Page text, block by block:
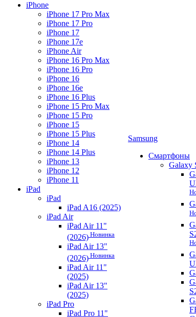
iPhone
iPhone 17 Pro Max
iPhone 17 Pro
iPhone 17
iPhone 17e
iPhone Air
iPhone 16 Pro Max
iPhone 16 Pro
iPhone 16
iPhone 16e
iPhone 16 Plus
iPhone 15 Pro Max
iPhone 15 Pro
iPhone 15
iPhone 15 Plus
iPhone 14
iPhone 14 Plus
iPhone 13
iPhone 12
iPhone 11
iPad
iPad
iPad A16 (2025)
iPad Air
iPad Air 11"
(2026) Новинка
iPad Air 13"
(2026) Новинка
iPad Air 11"
(2025)
iPad Air 13"
(2025)
iPad Pro
iPad Pro 11"
Samsung
Смартфоны
Galaxy